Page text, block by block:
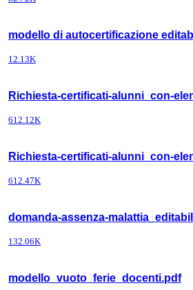
modello di autocertificazione
12.13K
Richiesta-certificati-alunni_con-
612.12K
Richiesta-certificati-alunni_con-
612.47K
domanda-assenza-
132.06K
modello_vuoto_ferie_docenti.pdf